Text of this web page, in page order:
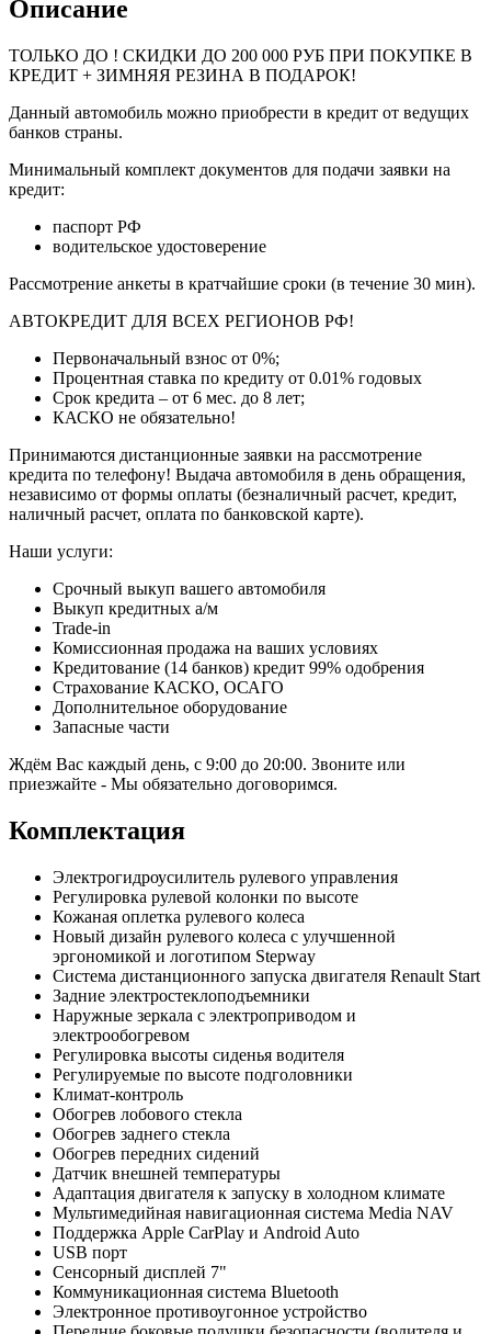
Описание
ТОЛЬКО ДО ! СКИДКИ ДО 200 000 РУБ ПРИ ПОКУПКЕ В
КРЕДИТ + ЗИМНЯЯ РЕЗИНА В ПОДАРОК!
Данный автомобиль можно приобрести в кредит от ведущих
банков страны.
Минимальный комплект документов для подачи заявки на
кредит:
паспорт РФ
водительское удостоверение
Рассмотрение анкеты в кратчайшие сроки (в течение 30 мин).
АВТОКРЕДИТ ДЛЯ ВСЕХ РЕГИОНОВ РФ!
Первоначальный взнос от 0%;
Процентная ставка по кредиту от 0.01% годовых
Срок кредита – от 6 мес. до 8 лет;
КАСКО не обязательно!
Принимаются дистанционные заявки на рассмотрение
кредита по телефону! Выдача автомобиля в день обращения,
независимо от формы оплаты (безналичный расчет, кредит,
наличный расчет, оплата по банковской карте).
Наши услуги:
Срочный выкуп вашего автомобиля
Выкуп кредитных а/м
Trade-in
Комиссионная продажа на ваших условиях
Кредитование (14 банков) кредит 99% одобрения
Страхование КАСКО, ОСАГО
Дополнительное оборудование
Запасные части
Ждём Вас каждый день, с 9:00 до 20:00. Звоните или
приезжайте - Мы обязательно договоримся.
Комплектация
Электрогидроусилитель рулевого управления
Регулировка рулевой колонки по высоте
Кожаная оплетка рулевого колеса
Новый дизайн рулевого колеса с улучшенной
эргономикой и логотипом Stepway
Система дистанционного запуска двигателя Renault Start
Задние электростеклоподъемники
Наружные зеркала с электроприводом и
электрообогревом
Регулировка высоты сиденья водителя
Регулируемые по высоте подголовники
Климат-контроль
Обогрев лобового стекла
Обогрев заднего стекла
Обогрев передних сидений
Датчик внешней температуры
Адаптация двигателя к запуску в холодном климате
Мультимедийная навигационная система Media NAV
Поддержка Apple CarPlay и Android Auto
USB порт
Сенсорный дисплей 7"
Коммуникационная система Bluetooth
Электронное противоугонное устройство